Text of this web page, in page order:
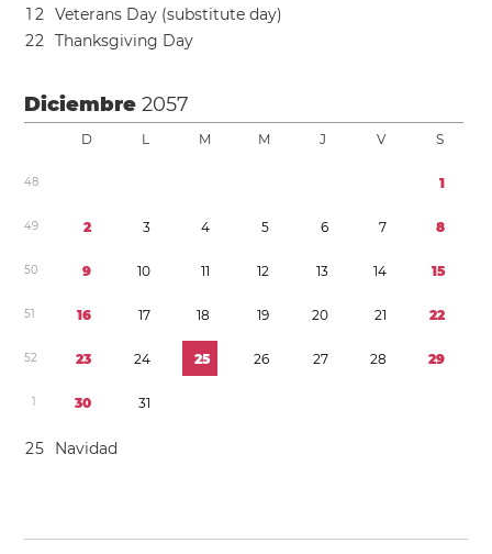
1 2 Veterans Day (substitute day)
22 Thanksgiving Day
Diciembre2057
D L M M J V S
48 1
49 2 3 4 5 6 7 8
50 9 10 11 12 13 14 15
51 16 17 18 19 20 21 22
52 23 24 25 26 27 28 29
1 30 31
25 Navidad